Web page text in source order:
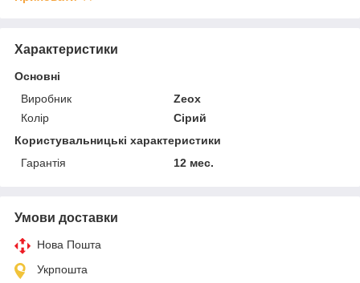
Характеристики
Основні
Виробник
Zeox
Колір
Сірий
Користувальницькі характеристики
Гарантія
12 мес.
Умови доставки
Нова Пошта
Укрпошта